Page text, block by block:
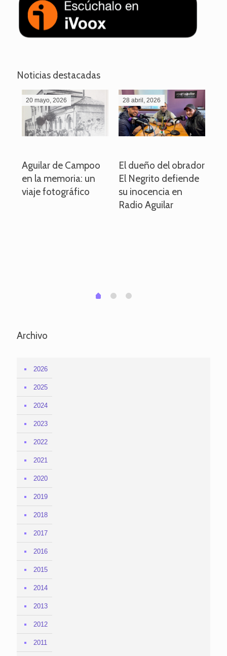
Noticias destacadas
20 mayo, 2026
Aguilar de Campoo
en la memoria: un
viaje fotográfico
28 abril, 2026
El dueño del obrador
El Negrito defiende
su inocencia en
Radio Aguilar
0 1 2
Archivo
2026
2025
2024
2023
2022
2021
2020
2019
2018
2017
2016
2015
2014
2013
2012
2011